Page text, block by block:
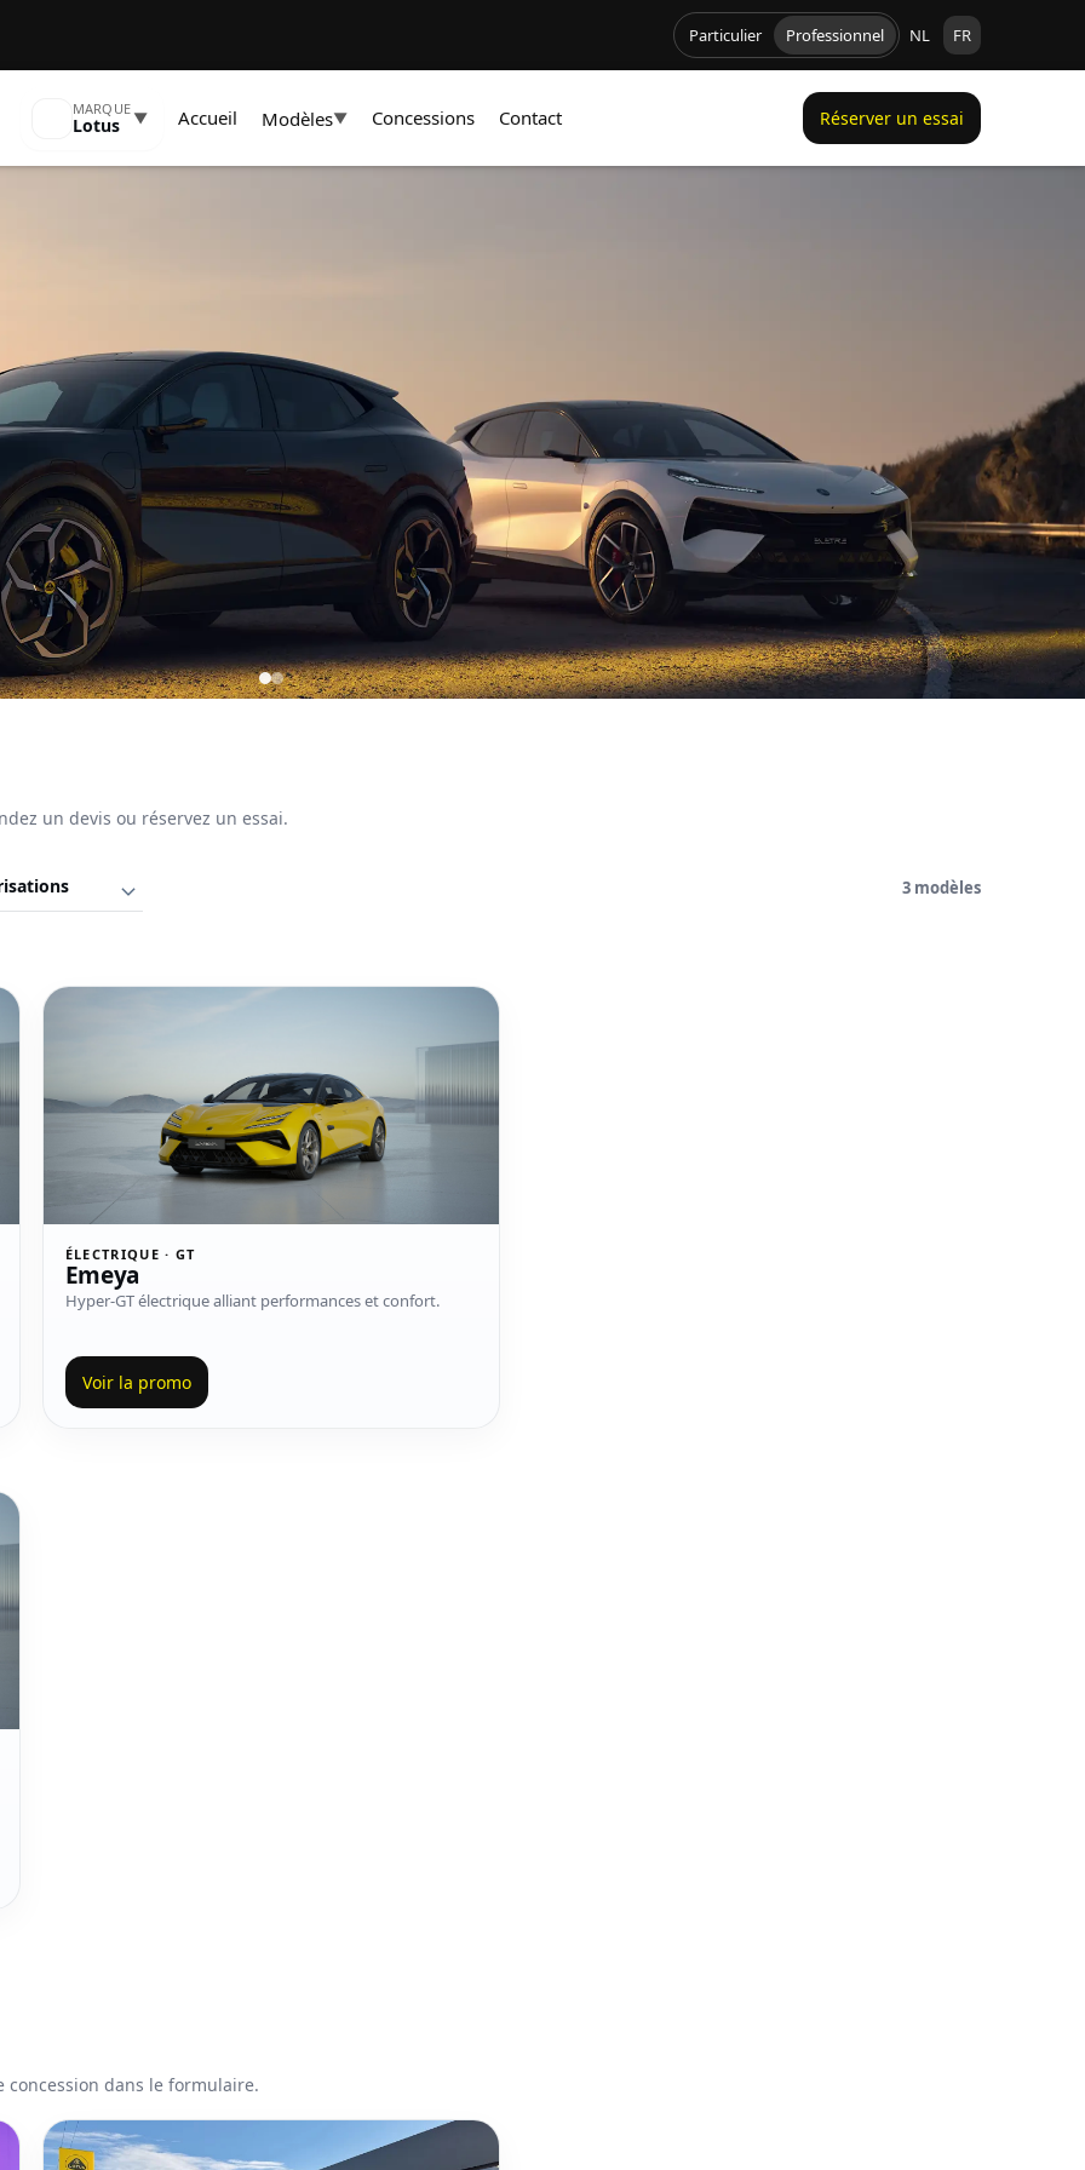
Particulier Professionnel NL FR
MARQUE
Lotus ▼ Accueil Modèles▼ Concessions Contact Réserver un essai
100 % électrique.
un devis ou réservez un essai.
3 modèles
Voir le modèle Emeya
ÉLECTRIQUE · GT
Emeya
Hyper-GT électrique alliant performances et confort.
Voir la promo
concession dans le formulaire.
Voir la concession Gent